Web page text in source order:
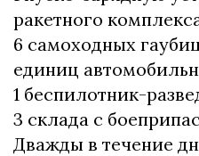
ракетного
6 самоходных
единиц
1 беспилотник-
3 склада с
Дважды в течение